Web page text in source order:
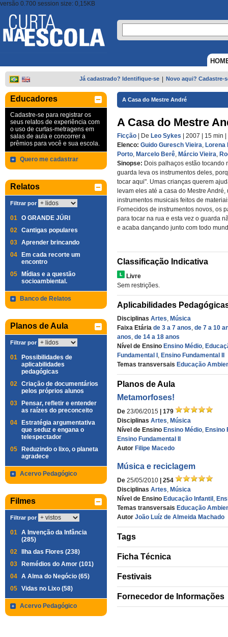
versão 0.700 session size: 0,15KB
Já cadastrado? Identifique-se Novo aqui? Cadastre-
Educadores
Cadastre-se para registrar os
seus relatos de experiência com
o uso de curtas-metragens em
salas de aula e concorrer a
prêmios para você e sua escola.
Quero me cadastrar
Relatos
Filtrar por
01 O GRANDE JÚRI
02 Cantigas populares
03 Aprender brincando
04
Em cada recorte um
encontro
05
Mídias e a questão
socioambiental.
Banco de Relatos
Planos de Aula
Filtrar por
01
Possibilidades de
aplicabilidades
pedagógicas
02 Criação de documentários
pelos próprios alunos
03
Pensar, refletir e entender
as raízes do preconceito
04
Estratégia argumentativa
que seduz e engana o
telespectador
05
Reduzindo o lixo, o planeta
agradece
Acervo Pedagógico
Filmes
Filtrar por
01 A Invenção da Infância
(285)
02
Ilha das Flores (238)
03
Remédios do Amor (101)
04 A Alma do Negócio (65)
05 Vidas no Lixo (58)
Acervo Pedagógico
A Casa do Mestre André
A Casa do Mestre
Ficção | De Leo Sykes | 2007 | 15 min
Elenco: Guido Guresch Vieira, Lorena
Porto, Marcelo Berê, Márcio Vieira,
Sinopse: Dois palhaços estão tocando
guarda leva os instrumentos deles,
tocar aqui". Umas crianças querem
levam eles até a casa do Mestre
instrumentos musicais feitos de
Fornecidos de instrumentos novos, os
para tocar na rua e esta vez o guarda
e acaba dançando junto com todo
Classificação Indicativa
Livre
Sem restrições.
Aplicabilidades
Disciplinas Artes, Música
Faixa Etária de 3 a 7 anos, de 7 a 10
anos, de 14 a 18 anos
Nível de Ensino Ensino Médio,
Fundamental I , Ensino Fundamental II
Temas transversais Educação
Planos de Aula
Metamorfoses!
De 23/06/2015
| 179
Disciplinas Artes, Música
Nível de Ensino Ensino Médio, Ensino
Ensino Fundamental II
Autor Filipe Macedo
Música e reciclagem
De 25/05/2010
| 254
Disciplinas Artes, Música
Nível de Ensino Educação Infantil ,
Temas transversais Educação
Autor João Luíz de Almeida Machado
Tags
Ficha Técnica
Festivais
Fornecedor de Informações